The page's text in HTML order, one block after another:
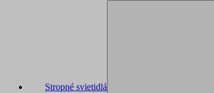
Stropné svietidlá